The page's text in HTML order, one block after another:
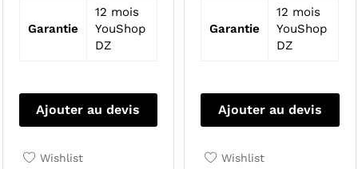
Garantie
12 mois
YouShop
DZ
Ajouter au devis
Wishlist
Garantie
12 mois
YouShop
DZ
Ajouter au devis
Wishlist